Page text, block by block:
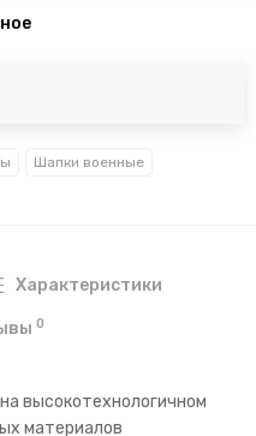
Шапки военные
Характеристики
0
высокотехнологичном
материалов